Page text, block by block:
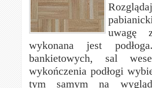
uwagę
wykonana jest
bankietowych, sal
wykończenia podłogi
tym samym na